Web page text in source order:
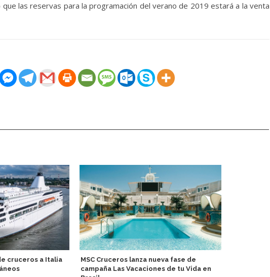
las reservas para la programación del verano de 2019 estará a la venta
cruceros a Italia
MSC Cruceros lanza nueva fase de
campaña Las Vacaciones de tu Vida en